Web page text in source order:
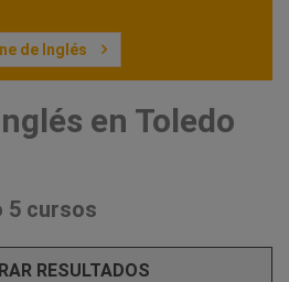
de Inglés
en Toledo
5 cursos
RESULTADOS